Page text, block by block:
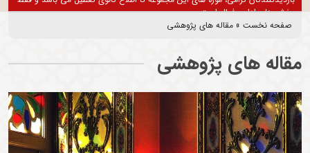
صفحه نخست » مقاله های پژوهشی
مقاله های پژوهشی